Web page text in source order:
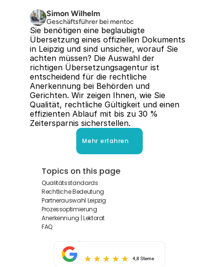
Simon Wilhelm
Geschäftsführer bei mentoc
Sie benötigen eine beglaubigte
Übersetzung eines offiziellen Dokuments
in Leipzig und sind unsicher, worauf Sie
achten müssen? Die Auswahl der
richtigen Übersetzungsagentur ist
entscheidend für die rechtliche
Anerkennung bei Behörden und
Gerichten. Wir zeigen Ihnen, wie Sie
Qualität, rechtliche Gültigkeit und einen
effizienten Ablauf mit bis zu 30 %
Zeitersparnis sicherstellen.
Mehr erfahren
Topics on this page
Qualitätsstandards
Rechtliche Bedeutung
Partnerauswahl Leipzig
Prozessoptimierung
Anerkennung | Lektorat
FAQ
4,8 Sterne